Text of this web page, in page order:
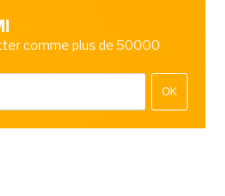
comme plus de 50000
OK